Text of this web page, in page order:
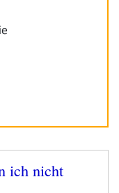
ich nicht